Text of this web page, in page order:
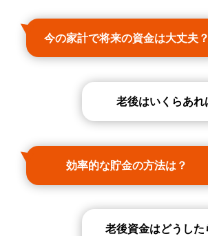
今の家計で将来の資金は大丈夫？
老後はいくらあれ
効率的な貯金の方法は？
老後資金はどうした